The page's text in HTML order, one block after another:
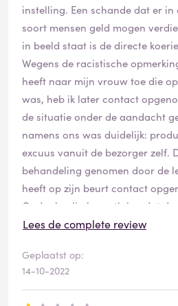
instelling. Een schande dat er
soort mensen geld mogen
in beeld staat is de directe
Wegens de racistische
heeft naar mijn vrouw toe die
was, heb ik later contact
de situatie onder de aandacht
namens ons was duidelijk:
excuus vanuit de bezorger zelf.
behandeling genomen door de
heeft op zijn beurt contact
Ondanks zijn bevestiging dat
waren, konden zij als bedrijf
aanbod is om te lachen en als
als tegemoetkoming.
probleem is, zal daar natuurlijk
Lees de complete review
Geplaatst op:
14-10-2022